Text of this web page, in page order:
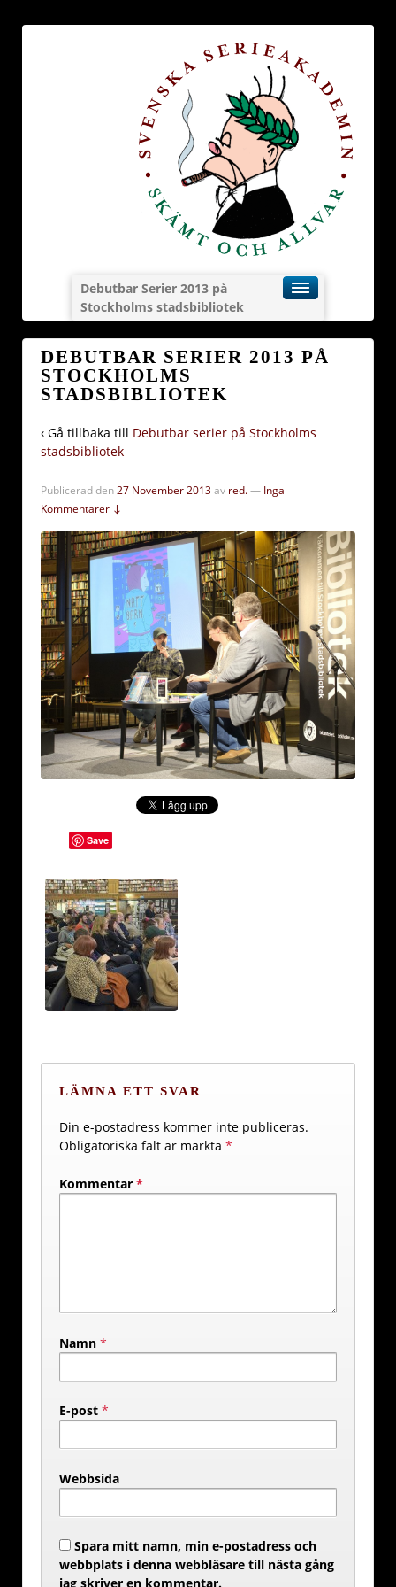
Debutbar Serier 2013 på
Stockholms stadsbibliotek
DEBUTBAR SERIER 2013 PÅ
STOCKHOLMS
STADSBIBLIOTEK
‹ Gå tillbaka till Debutbar serier på Stockholms
stadsbibliotek
Publicerad den27 November 2013av red.— Inga
Kommentarer ↓
Save
LÄMNA ETT SVAR
Din e-postadress kommer inte publiceras.
Obligatoriska fält är märkta *
Kommentar *
Namn *
E-post *
Webbsida
Spara mitt namn, min e-postadress och
webbplats i denna webbläsare till nästa gång
jag skriver en kommentar.